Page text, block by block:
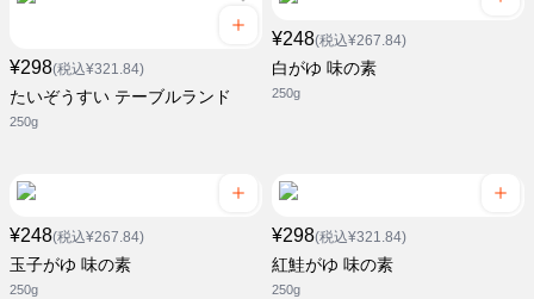
¥298(税込¥321.84)
たいぞうすい テーブルランド
250g
¥248(税込¥267.84)
白がゆ 味の素
250g
¥248(税込¥267.84)
玉子がゆ 味の素
250g
¥298(税込¥321.84)
紅鮭がゆ 味の素
250g